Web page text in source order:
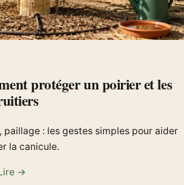
protéger un poirier et les
paillage : les gestes simples pour aider
la canicule.
→